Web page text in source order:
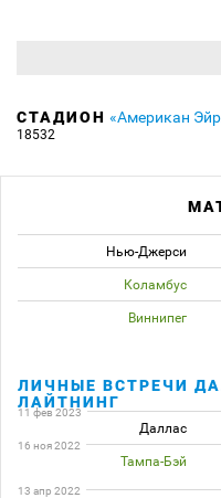
СТАДИОН «Американ
18532
Нью-Джерси
Коламбус
Виннипег
ЛИЧНЫЕ ВСТРЕЧИ
ЛАЙТНИНГ
11 фев 2023
Даллас
16 ноя 2022
Тампа-Бэй
13 апр 2022